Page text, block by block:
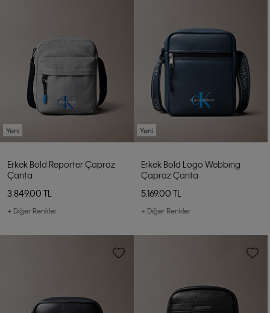
Yeni
Erkek Bold Reporter Çapraz
Çanta
3.849,00 TL
+ Diğer Renkler
Yeni
Erkek Bold Logo Webbing
Çapraz Çanta
5.169,00 TL
+ Diğer Renkler